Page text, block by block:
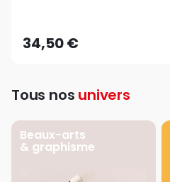
34,50 €
Tous nos univers
Beaux-arts
& graphisme